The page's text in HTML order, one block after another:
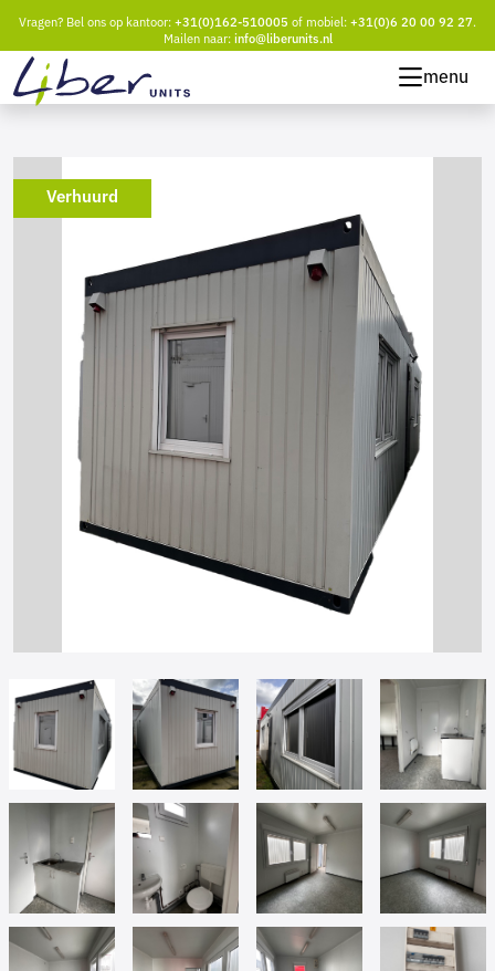
Vragen? Bel ons op kantoor:+31(0)162-510005 of mobiel:+31(0)6 20 00 92 27.
Mailen naar:info@liberunits.nl
menu
Verhuurd